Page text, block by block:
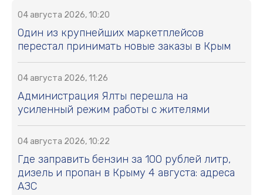
04 августа 2026, 10:20
Один из крупнейших маркетплейсов
перестал принимать новые заказы в Крым
04 августа 2026, 11:26
Администрация Ялты перешла на
усиленный режим работы с жителями
04 августа 2026, 10:22
Где заправить бензин за 100 рублей литр,
дизель и пропан в Крыму 4 августа: адреса
АЗС